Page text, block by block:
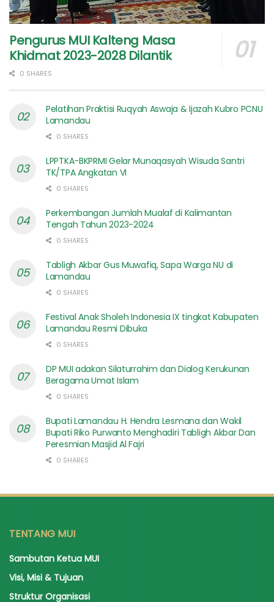
Pengurus MUI Kalteng Masa
Khidmat 2023-2028 Dilantik
0 SHARES
Pelatihan Praktisi Ruqyah Aswaja & Ijazah Kubro PCNU
Lamandau
0 SHARES
LPPTKA-BKPRMI Gelar Munaqasyah Wisuda Santri
TK/TPA Angkatan VI
0 SHARES
Perkembangan Jumlah Mualaf di Kalimantan
Tengah Tahun 2023-2024
0 SHARES
Tabligh Akbar Gus Muwafiq, Sapa Warga NU di
Lamandau
0 SHARES
Festival Anak Sholeh Indonesia IX tingkat Kabupaten
Lamandau Resmi Dibuka
0 SHARES
DP MUI adakan Silaturrahim dan Dialog Kerukunan
Beragama Umat Islam
0 SHARES
Bupati Lamandau H. Hendra Lesmana dan Wakil
Bupati Riko Purwanto Menghadiri Tabligh Akbar Dan
Peresmian Masjid Al Fajri
0 SHARES
TENTANG MUI
Sambutan Ketua MUI
Visi, Misi & Tujuan
Struktur Organisasi